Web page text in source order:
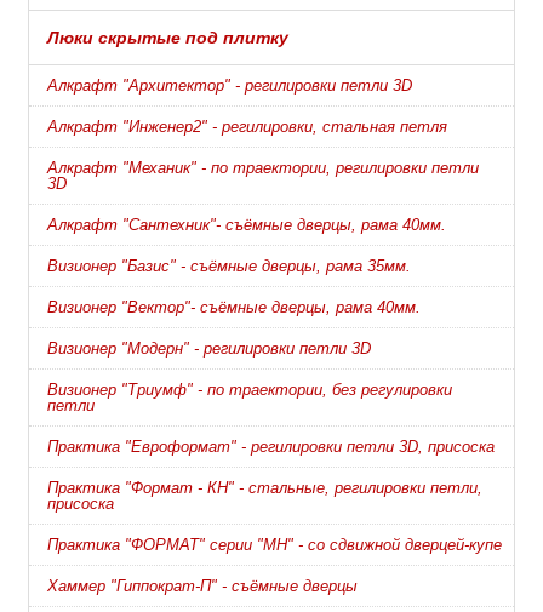
Люки скрытые под плитку
Алкрафт "Архитектор" - регилировки петли 3D
Алкрафт "Инженер2" - регилировки, стальная петля
Алкрафт "Механик" - по траектории, регилировки петли
3D
Алкрафт "Сантехник"- съёмные дверцы, рама 40мм.
Визионер "Базис" - съёмные дверцы, рама 35мм.
Визионер "Вектор"- съёмные дверцы, рама 40мм.
Визионер "Модерн" - регилировки петли 3D
Визионер "Триумф" - по траектории, без регулировки
петли
Практика "Евроформат" - регилировки петли 3D, присоска
Практика "Формат - КН" - стальные, регилировки петли,
присоска
Практика "ФОРМАТ" серии "МН" - со сдвижной дверцей-купе
Хаммер "Гиппократ-П" - съёмные дверцы